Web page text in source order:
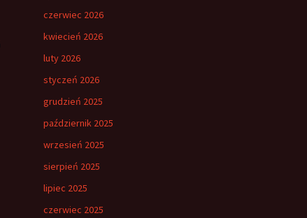
czerwiec 2026
kwiecień 2026
luty 2026
styczeń 2026
grudzień 2025
październik 2025
wrzesień 2025
sierpień 2025
lipiec 2025
czerwiec 2025